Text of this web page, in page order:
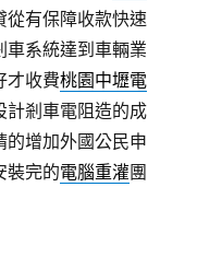
從有保障收款快速
車系統達到車輛業
才收費桃園中壢電
計剎車電阻造的成
的增加外國公民申
裝完的電腦重灌團